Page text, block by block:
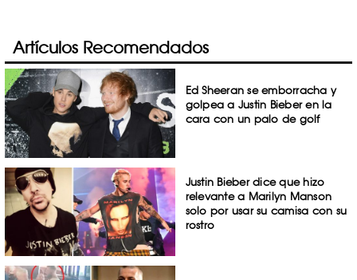
Artículos Recomendados
Ed Sheeran se emborracha y
golpea a Justin Bieber en la
cara con un palo de golf
Justin Bieber dice que hizo
relevante a Marilyn Manson
solo por usar su camisa con su
rostro